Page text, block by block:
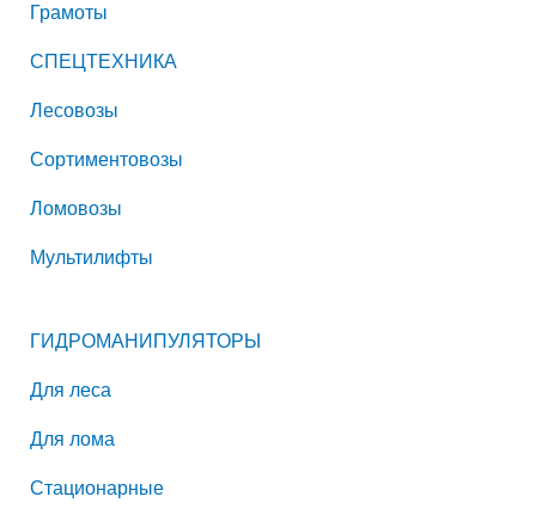
Грамоты
СПЕЦТЕХНИКА
Лесовозы
Сортиментовозы
Ломовозы
Мультилифты
ГИДРОМАНИПУЛЯТОРЫ
Для леса
Для лома
Стационарные